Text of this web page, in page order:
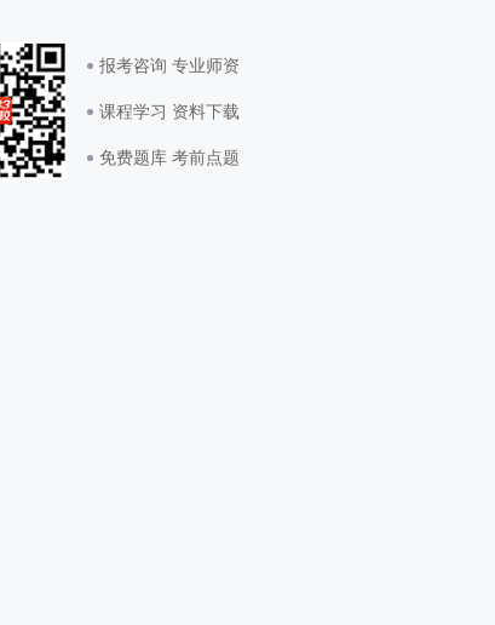
报考咨询 专业师资
课程学习 资料下载
免费题库 考前点题